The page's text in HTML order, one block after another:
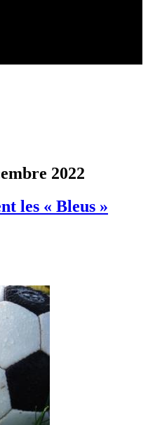
2022
les « Bleus »